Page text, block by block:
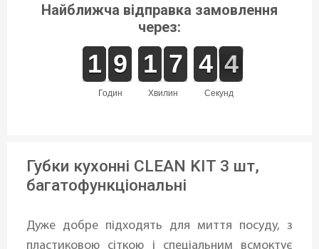
Найближча відправка замовлення
через:
годин
1
1
1
1 8
8
9
9
хвилин
1
1
1
1 6
6
7
7
секунд
3
3
4
4 4
4
3
Губки кухонні CLEAN KIT 3 шт,
багатофункціональні
Дуже добре підходять для миття посуду, з
пластиковою сіткою і спеціальним всмоктує